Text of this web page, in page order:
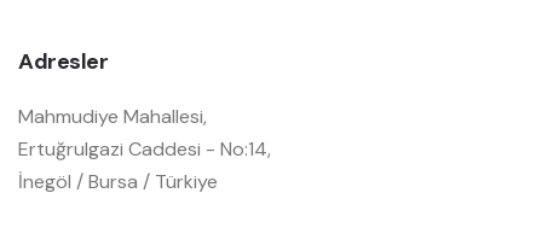
Adresler
Mahmudiye Mahallesi,
Ertuğrulgazi Caddesi - No:14,
İnegöl / Bursa / Türkiye